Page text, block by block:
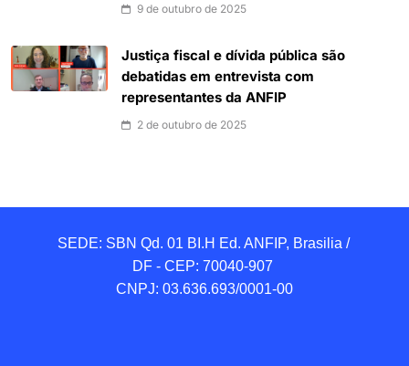
9 de outubro de 2025
Justiça fiscal e dívida pública são
debatidas em entrevista com
representantes da ANFIP
2 de outubro de 2025
SEDE: SBN Qd. 01 BI.H Ed. ANFIP, Brasilia /
DF - CEP: 70040-907
CNPJ: 03.636.693/0001-00